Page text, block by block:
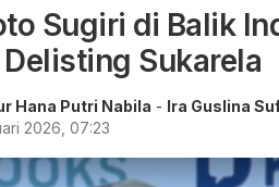
Sugiri di Balik
Sukarela
Hana Putri Nabila - Ira Guslina
2026, 07:23